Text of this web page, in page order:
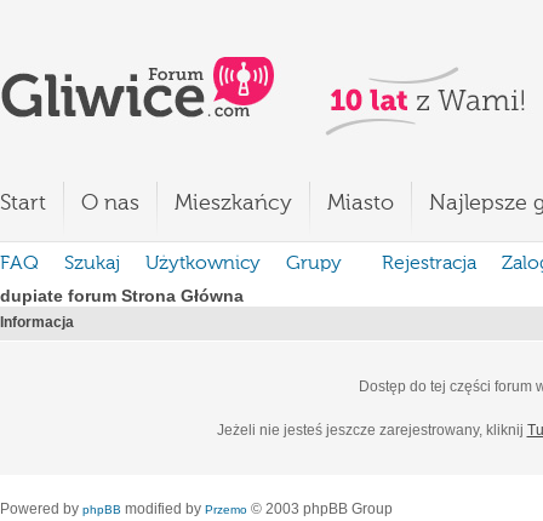
Start O nas Mieszkańcy Miasto Najlepsze
FAQ Szukaj Użytkownicy Grupy Rejestracja
dupiate forum Strona Główna
Informacja
Dostęp do tej części forum
Jeżeli nie jesteś jeszcze zarejestrowany, kliknij
Powered by phpBB modified by Przemo © 2003 phpBB Group